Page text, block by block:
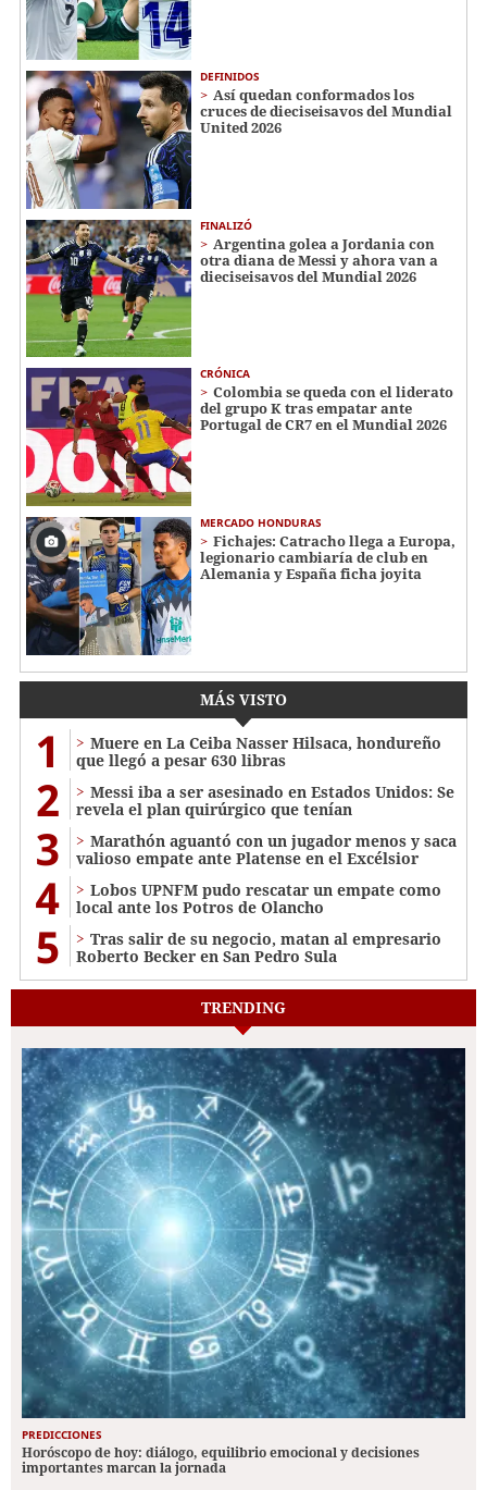
DEFINIDOS
Así quedan conformados los
cruces de dieciseisavos del Mundial
United 2026
FINALIZÓ
Argentina golea a Jordania con
otra diana de Messi y ahora van a
dieciseisavos del Mundial 2026
CRÓNICA
Colombia se queda con el liderato
del grupo K tras empatar ante
Portugal de CR7 en el Mundial 2026
MERCADO HONDURAS
Fichajes: Catracho llega a Europa,
legionario cambiaría de club en
Alemania y España ficha joyita
MÁS VISTO
1
Muere en La Ceiba Nasser Hilsaca, hondureño
que llegó a pesar 630 libras
2
Messi iba a ser asesinado en Estados Unidos: Se
revela el plan quirúrgico que tenían
3
Marathón aguantó con un jugador menos y saca
valioso empate ante Platense en el Excélsior
4
Lobos UPNFM pudo rescatar un empate como
local ante los Potros de Olancho
5
Tras salir de su negocio, matan al empresario
Roberto Becker en San Pedro Sula
TRENDING
PREDICCIONES
Horóscopo de hoy: diálogo, equilibrio emocional y decisiones
importantes marcan la jornada